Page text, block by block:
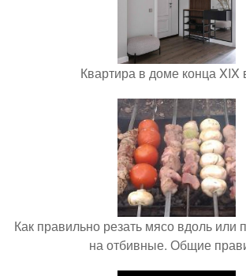
Квартира в доме конца XIX
Как правильно резать мясо вдоль или
на отбивные. Общие